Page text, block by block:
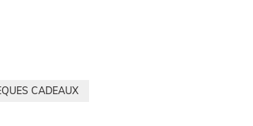
CADEAUX